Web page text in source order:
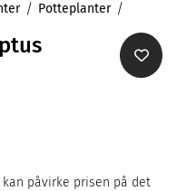
Potteplanter
påvirke prisen på det